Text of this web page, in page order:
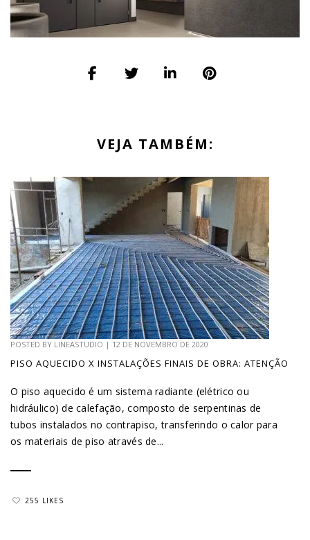
VEJA TAMBÉM:
POSTED BY LINEASTUDIO | 12 DE NOVEMBRO DE 2020
PISO AQUECIDO X INSTALAÇÕES FINAIS DE OBRA: ATENÇÃO
O piso aquecido é um sistema radiante (elétrico ou
hidráulico) de calefação, composto de serpentinas de
tubos instalados no contrapiso, transferindo o calor para
os materiais de piso através de...
255 LIKES